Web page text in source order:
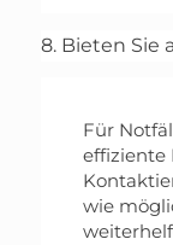
8. Bieten Sie
Für
effiziente
wie